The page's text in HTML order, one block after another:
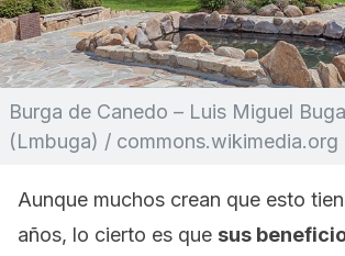
Burga de Canedo – Luis Miguel
(Lmbuga) / commons.wikimedia.org
Aunque muchos crean que esto
años, lo cierto es que sus